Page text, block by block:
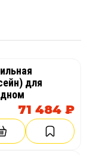
и
к
для
71 484 ₽